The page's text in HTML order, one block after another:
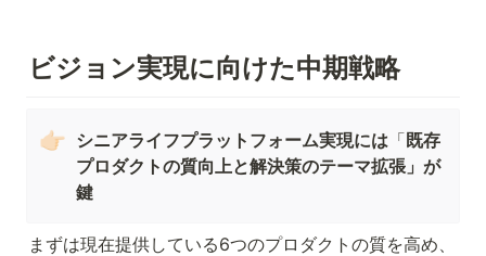
ビジョン実現に向けた中期戦略
👉🏻 シニアライフプラットフォーム実現には 「既存
プロダクトの質向上と解決策のテーマ拡張」が
鍵
まずは現在提供している6つのプロダクトの質を高め、